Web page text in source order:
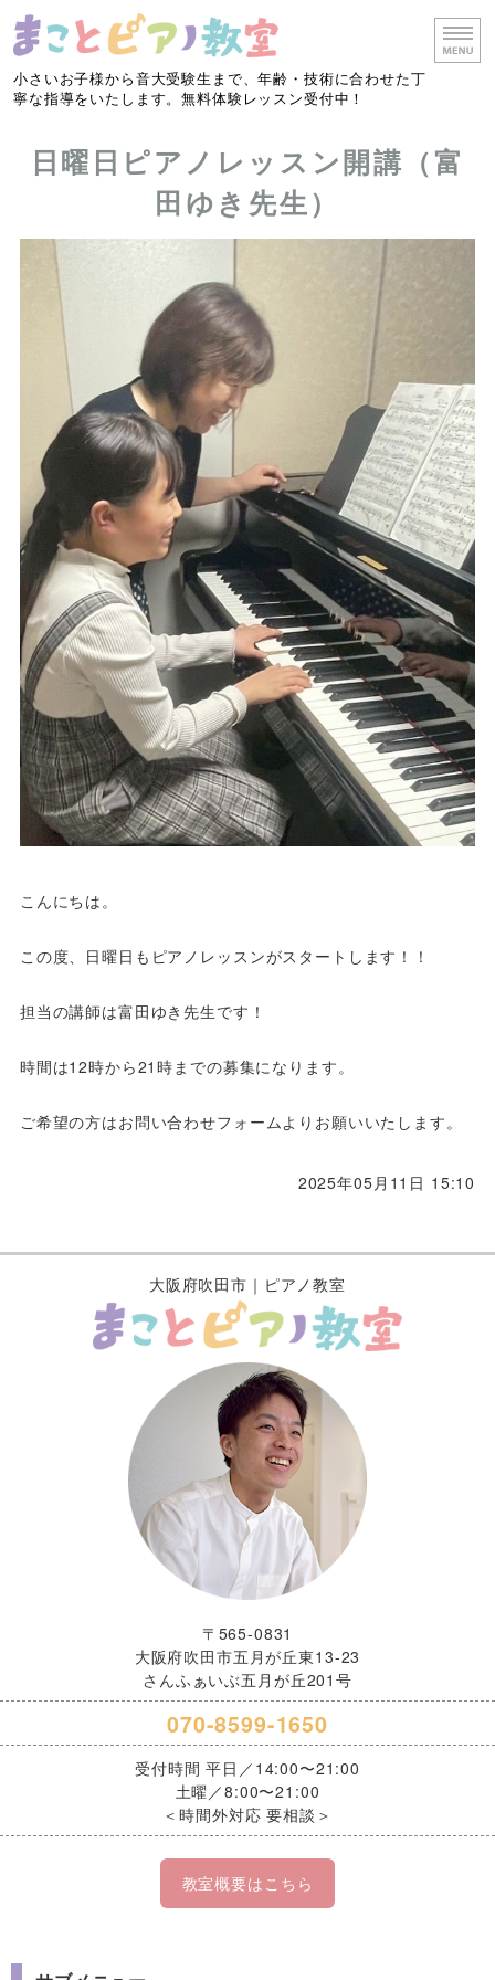
小さいお子様から音大受験生まで、年齢・技術に合わせた丁
寧な指導をいたします。無料体験レッスン受付中！
リトミック
教室概要
お問い合わせ
日曜日ピアノレッスン開講（富
田ゆき先生）
こんにちは。
この度、日曜日もピアノレッスンがスタートします！！
担当の講師は富田ゆき先生です！
時間は12時から21時までの募集になります。
ご希望の方はお問い合わせフォームよりお願いいたします。
2025年05月11日 15:10
大阪府吹田市｜ピアノ教室
〒565-0831
大阪府吹田市五月が丘東13-23
さんふぁいぶ五月が丘201号
070-8599-1650
受付時間 平日／14:00〜21:00
土曜／8:00〜21:00
＜時間外対応 要相談＞
教室概要はこちら